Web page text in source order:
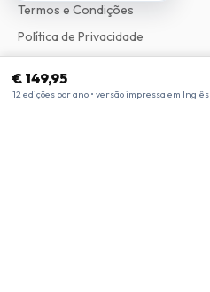
€ 149,95
12 edições por ano • versão impressa em Inglês
Termos e Condições
Política de Privacidade